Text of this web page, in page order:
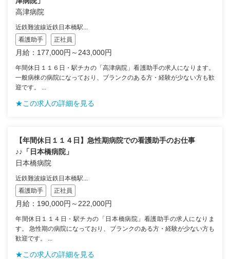
高津病院
近鉄難波線近鉄日本橋駅...
看護助手
正社員
月給：177,000円～243,000円
年間休日１１６日・駅チカの「高津病院」看護助手の求人になります。
一般病棟の病院になっており、ブランクのある方・経験が少ない方も歓
迎です。 ...
★この求人の詳細を見る
【年間休日１１４日】急性期病院での看護助手のお仕事
♪♪「日本橋病院」
日本橋病院
近鉄難波線近鉄日本橋駅...
看護助手
正社員
月給：190,000円～222,000円
年間休日１１４日・駅チカの「日本橋病院」看護助手の求人になりま
す。 急性期の病院になっており、ブランクのある方・経験が少ない方も
歓迎です。 ...
★この求人の詳細を見る